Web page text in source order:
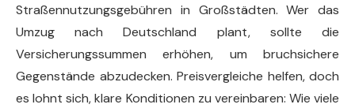
Straßennutzungsgebühren in Großstädten. Wer das
Umzug nach Deutschland plant, sollte die
Versicherungssummen erhöhen, um bruchsichere
Gegenstände abzudecken. Preisvergleiche helfen, doch
es lohnt sich, klare Konditionen zu vereinbaren: Wie viele